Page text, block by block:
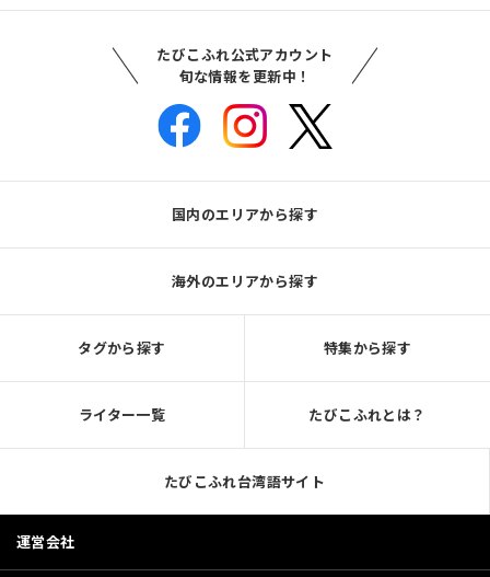
たびこふれ公式アカウント
旬な情報を更新中！
国内のエリアから探す
海外のエリアから探す
タグから探す 特集から探す
ライター一覧 たびこふれとは？
たびこふれ台湾語サイト
運営会社